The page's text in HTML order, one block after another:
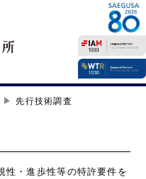
先行技術調査
・進歩性等の特許要件を